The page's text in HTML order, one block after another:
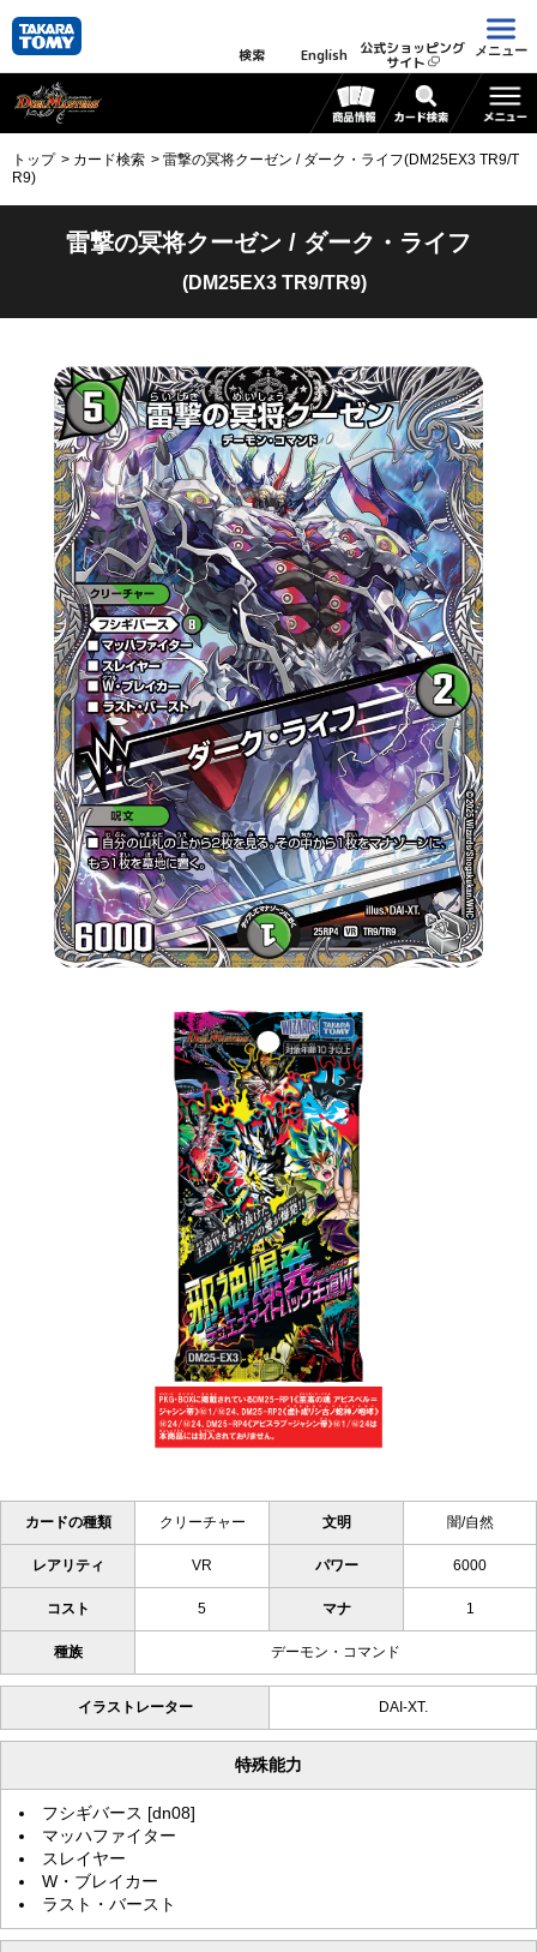
検索 English 公式ショッピング
サイト
メニュー
トップ カード検索
雷撃の冥将クーゼン / ダーク・ライフ(DM25EX3 TR9/T
R9)
雷撃の冥将クーゼン / ダーク・ライフ
(DM25EX3 TR9/TR9)
カードの種類 クリーチャー 文明 闇/自然
レアリティ VR パワー 6000
コスト 5 マナ 1
種族 デーモン・コマンド
イラストレーター DAI-XT.
特殊能力
フシギバース [dn08]
マッハファイター
スレイヤー
W・ブレイカー
ラスト・バースト